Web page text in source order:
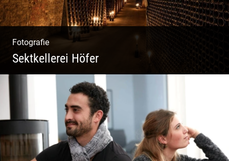
Fotografie
Sektkellerei Höfer
Sekt Perlen | Tiefe Keller | Coole Kerle |
Idyllische Weinberge